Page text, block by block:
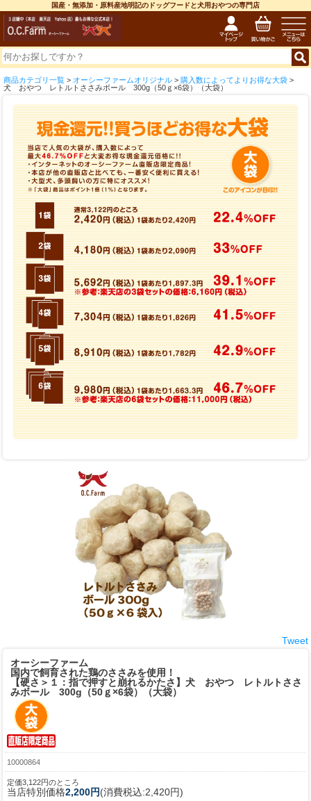
国産・無添加・原料産地明記のドッグフードと犬用おやつの専門店
商品カテゴリ一覧 > オーシーファームオリジナル > 購入数によってよりお得な大袋 >
犬 おやつ レトルトささみボール 300g（50ｇ×6袋）（大袋）
Tweet
オーシーファーム
国内で飼育された鶏のささみを使用！
【硬さ＞１：指で押すと崩れるかたさ】 犬 おやつ レトルトささ
みボール 300g（50ｇ×6袋）（大袋）
10000864
定価3,122円のところ
当店特別価格2,200円(消費税込:2,420円)